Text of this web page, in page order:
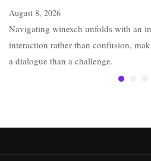
August 8, 2026
Navigating winexch unfolds with an
interaction rather than confusion,
a dialogue than a challenge.